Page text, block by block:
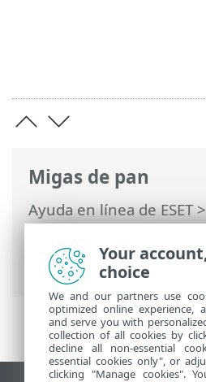
Migas de pan
Ayuda en línea de ESET
Ultimate>Trabajar con
Ultimate
>Herramientas
seguridad
Your
choice
We and our partners use
optimized online experience,
and serve you with
collection of all cookies by
decline all non-essential
essential cookies only", or
clicking "Manage cookies".